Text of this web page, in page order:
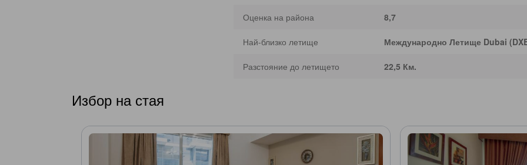
Оценка на района 8,7
Най-близко летище Международно Летище Dubai
Разстояние до летището 22,5 Км.
Избор на стая